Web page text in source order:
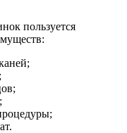
пользуется